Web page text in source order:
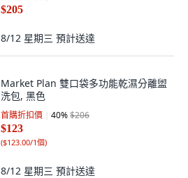
$205
8/12 星期三 預計送達
Market Plan 雙口袋多功能乾濕分離盥
洗包, 黑色
首購折扣價 40%$206
$123
($123.00/1個)
8/12 星期三 預計送達